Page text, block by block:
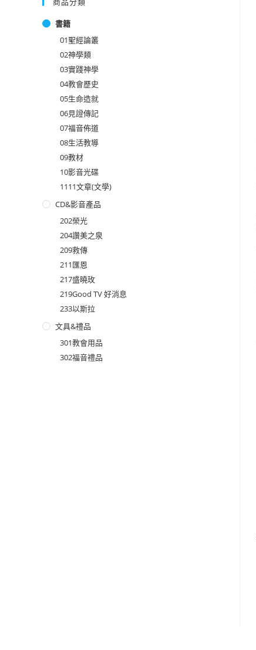
書籍
01聖經論叢
02神學類
03實踐神學
04教會歷史
05生命造就
06見證傳記
07福音佈道
08生活教導
09教材
10影音光碟
1111文章(文學)
CD&影音產品
202榮光
204讚美之泉
209救傳
211匯恩
217盛曉玫
219Good TV 好消息
233以斯拉
文具&禮品
301教會用品
302福音禮品